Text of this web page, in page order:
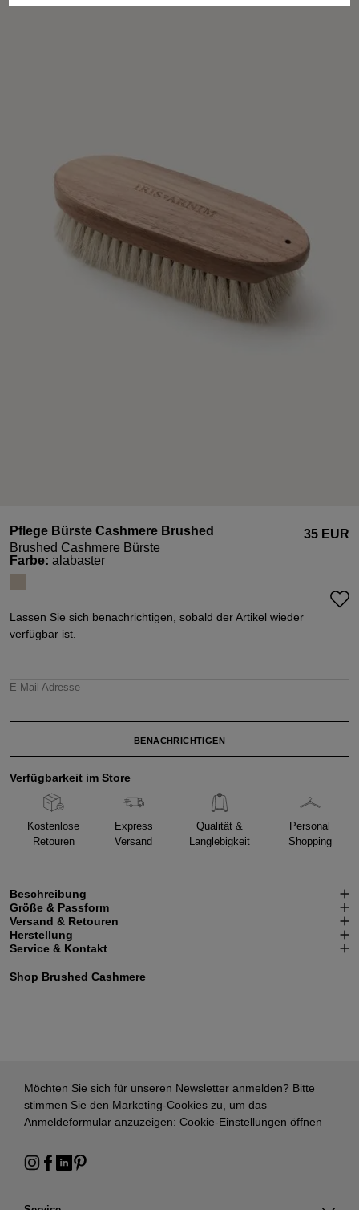
Pflege Bürste Cashmere Brushed
Brushed Cashmere Bürste
35 EUR
Farbeauswählen
: alabaster
Lassen Sie sich benachrichtigen, sobald der Artikel wieder
verfügbar ist.
E-Mail Adresse
BENACHRICHTIGEN
Verfügbarkeit im Store
Kostenlose
Retouren
Express
Versand
Qualität &
Langlebigkeit
Personal
Shopping
Beschreibung
Größe & Passform
Versand & Retouren
Herstellung
Service & Kontakt
Shop Brushed Cashmere
Möchten Sie sich für unseren Newsletter anmelden? Bitte
stimmen Sie den Marketing-Cookies zu, um das
Anmeldeformular anzuzeigen: Cookie-Einstellungen öffnen